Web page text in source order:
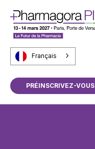
Français
PRÉINSCRIVEZ-VOUS